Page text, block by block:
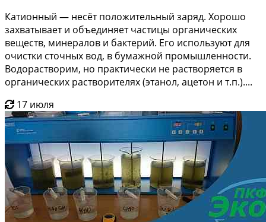
Катионный — несёт положительный заряд. Хорошо
захватывает и объединяет частицы органических
веществ, минералов и бактерий. Его используют для
очистки сточных вод, в бумажной промышленности.
Водорастворим, но практически не растворяется в
органических растворителях (этанол, ацетон и т.п.)....
17 июля